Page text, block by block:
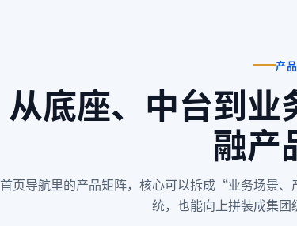
产
从底座、中台到
融产
首页导航里的产品矩阵，核心可以拆成“业务场景
统，也能向上拼装成集团